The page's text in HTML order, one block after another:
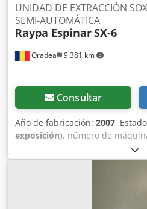
Oradea 9.381 km
UNIDAD DE EXTRACCIÓN
SEMI-AUTOMÁTICA
Raypa EspinarSX-6
Consultar
Año de fabricación: 2007,
exposición), número de
DE EXTRACCIÓN SOXHLET –
Sistema para la extracción de
en un disolvente, utilizando los
Compatible con una amplia